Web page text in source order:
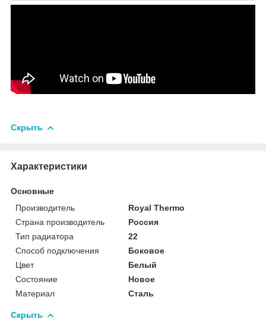
Скрыть
Характеристики
Основные
Производитель
Royal Thermo
Страна производитель
Россия
Тип радиатора
22
Способ подключения
Боковое
Цвет
Белый
Состояние
Новое
Материал
Сталь
Скрыть